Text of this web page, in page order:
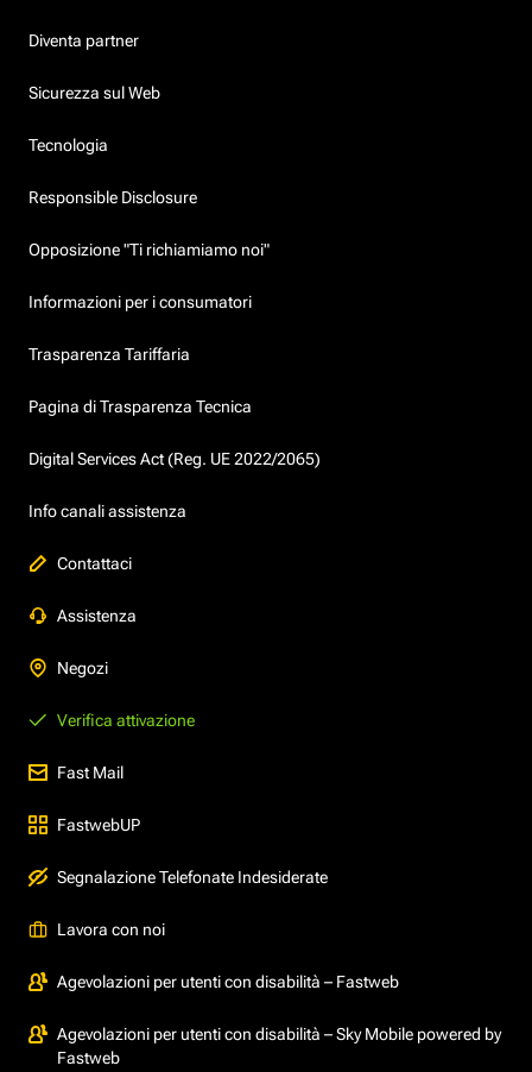
Diventa partner
Sicurezza sul Web
Tecnologia
Responsible Disclosure
Opposizione "Ti richiamiamo noi"
Informazioni per i consumatori
Trasparenza Tariffaria
Pagina di Trasparenza Tecnica
Digital Services Act (Reg. UE 2022/2065)
Info canali assistenza
Contattaci
Assistenza
Negozi
Verifica attivazione
Fast Mail
FastwebUP
Segnalazione Telefonate Indesiderate
Lavora con noi
Agevolazioni per utenti con disabilità – Fastweb
Agevolazioni per utenti con disabilità – Sky Mobile powered by
Fastweb